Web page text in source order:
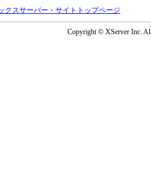
クスサーバー・サイトトップページ
Copyright © XServer Inc.